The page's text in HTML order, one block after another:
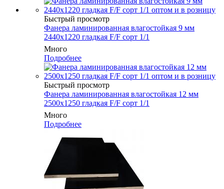
Быстрый просмотр
Фанера ламинированная влагостойкая 9 мм
2440х1220 гладкая F/F сорт 1/1
Много
Подробнее
Быстрый просмотр
Фанера ламинированная влагостойкая 12 мм
2500х1250 гладкая F/F сорт 1/1
Много
Подробнее